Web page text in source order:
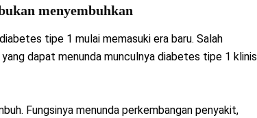
menyembuhkan
tipe 1 mulai memasuki era baru. Salah
dapat menunda munculnya diabetes tipe 1 klinis
Fungsinya menunda perkembangan penyakit,